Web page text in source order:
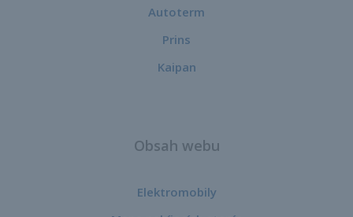
Autoterm
Prins
Kaipan
Obsah webu
Elektromobily